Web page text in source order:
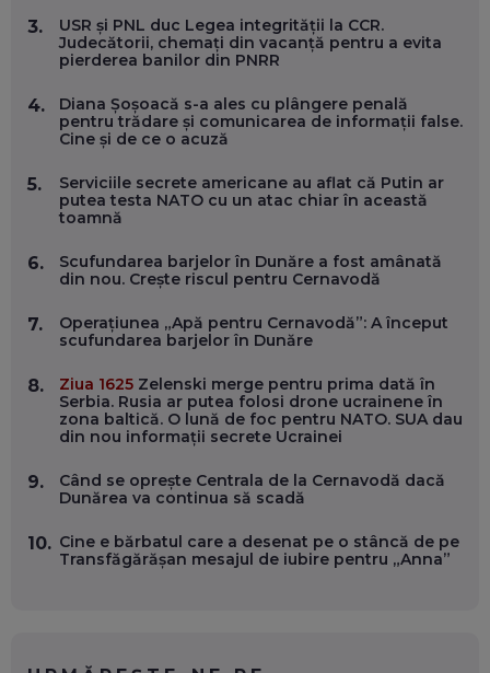
ANDREI AVĂDANEI, BIT SENTINEL: CUM ÎȚI PROTEJEZI
EFICIENT VIAȚA ONLINE. ȘI CARE SUNT PRIMII PAȘI ÎNTR-O
EP. 56
ÎNVAȚĂ AEO ȘI GEO!
EP. 55
OLIVIU MATEI, HOLISUN: SOFTWARE DE LA CLUJ PENTRU
WASHINGTON, OCHELARI INTELIGENȚI ȘI FERME
EP. 54
PROCESE, DAR CE FACEM CÂND PICĂ BAZA DE DATE, LA
INSTITUȚIILE STATULUI?
EP. 53
VOICU OPREAN (AROBS): CUM CONSTRUIEȘTI O COMPANIE
GLOBALĂ, FĂRĂ SĂ PIERZI LEGĂTURA CU COMUNITATEA
EP. 52
3.
USR și PNL duc Legea integrității la CCR.
Judecătorii, chemați din vacanță pentru a evita
pierderea banilor din PNRR
4.
Diana Șoșoacă s-a ales cu plângere penală
pentru trădare și comunicarea de informații false.
Cine și de ce o acuză
5.
Serviciile secrete americane au aflat că Putin ar
putea testa NATO cu un atac chiar în această
toamnă
6.
Scufundarea barjelor în Dunăre a fost amânată
din nou. Crește riscul pentru Cernavodă
7.
Operațiunea „Apă pentru Cernavodă”: A început
scufundarea barjelor în Dunăre
8. Ziua 1625 Zelenski merge pentru prima dată în
Serbia. Rusia ar putea folosi drone ucrainene în
zona baltică. O lună de foc pentru NATO. SUA dau
din nou informații secrete Ucrainei
9.
Când se oprește Centrala de la Cernavodă dacă
Dunărea va continua să scadă
10. Cine e bărbatul care a desenat pe o stâncă de pe
Transfăgărășan mesajul de iubire pentru „Anna”